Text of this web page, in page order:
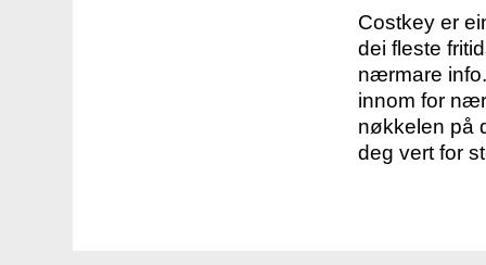
Costkey er
dei fleste
nærmare
innom for
nøkkelen på
deg vert for